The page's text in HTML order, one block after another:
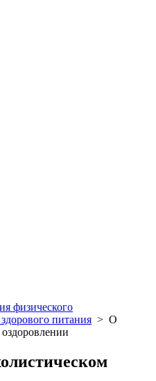
физического
питания > О